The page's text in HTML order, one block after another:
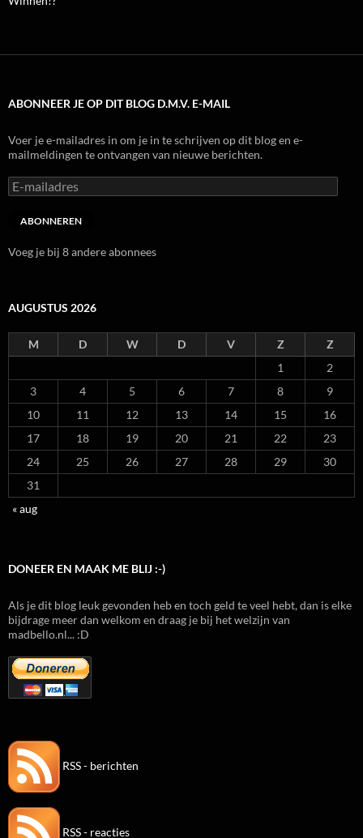
ABONNEER JE OP DIT BLOG D.M.V. E-MAIL
Voer je e-mailadres in om je in te schrijven op dit blog en e-
mailmeldingen te ontvangen van nieuwe berichten.
E-
mailadres
ABONNEREN
Voeg je bij 8 andere abonnees
AUGUSTUS 2026
M D W D V Z
Z
1
2
3
4 5 6 7 8
9
10
11 12 13 14 15
16
17
18 19 20 21 22
23
24
25 26 27 28 29
30
31
« aug
DONEER EN MAAK ME BLIJ :-)
Als je dit blog leuk gevonden heb en toch geld te veel hebt, dan is elke
bijdrage meer dan welkom en draag je bij het welzijn van
madbello.nl... :D
RSS - berichten
RSS - reacties